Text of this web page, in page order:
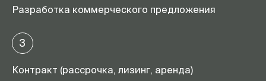
Разработка коммерческого предложения
3
Контракт (рассрочка, лизинг, аренда)